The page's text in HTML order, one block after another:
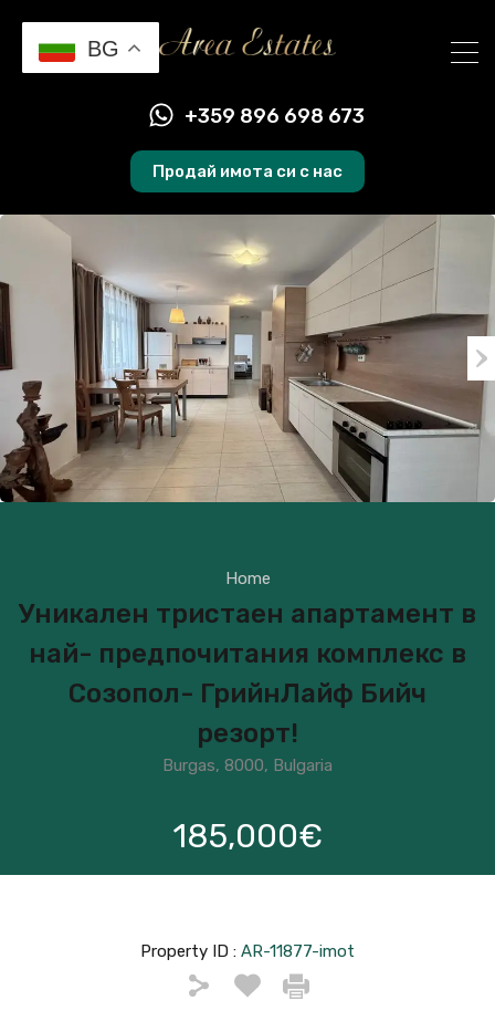
+359 896 698 673
Продай имота си с нас
Home
Уникален тристаен апартамент в
най- предпочитания комплекс в
Созопол- ГрийнЛайф Бийч
резорт!
Burgas, 8000, Bulgaria
185,000€
Property ID : AR-11877-imot
BG